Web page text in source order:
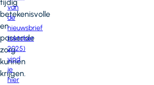
tijdig
betekenisvolle
en
passende
zorg
kunnen
krijgen.
van
de
nieuwsbrief
(oktober
2025)
vind
je
hier